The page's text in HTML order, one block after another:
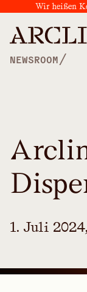
Wir heißen
NEWSROOM /
1. Juli